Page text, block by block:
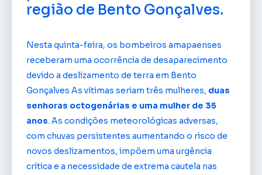
região de Bento Gonçalves.
Nesta quinta-feira, os bombeiros amapaenses
receberam uma ocorrência de desaparecimento
devido a deslizamento de terra em Bento
Gonçalves As vítimas seriam três mulheres, duas
senhoras octogenárias e uma mulher de 35
anos. As condições meteorológicas adversas,
com chuvas persistentes aumentando o risco de
novos deslizamentos, impõem uma urgência
crítica e a necessidade de extrema cautela nas